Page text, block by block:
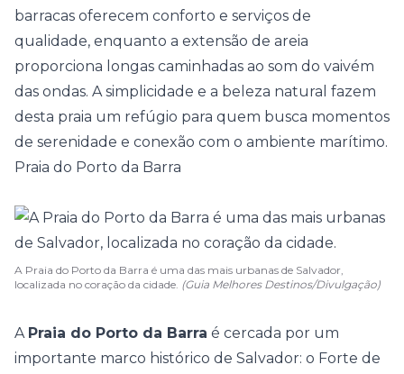
barracas oferecem conforto e serviços de
qualidade, enquanto a extensão de areia
proporciona longas caminhadas ao som do vaivém
das ondas. A simplicidade e a beleza natural fazem
desta praia um refúgio para quem busca momentos
de serenidade e conexão com o ambiente marítimo.
Praia do Porto da Barra
A Praia do Porto da Barra é uma das mais urbanas de Salvador,
localizada no coração da cidade. (Guia Melhores Destinos/Divulgação)
A Praia do Porto da Barra é cercada por um
importante marco histórico de Salvador: o Forte de